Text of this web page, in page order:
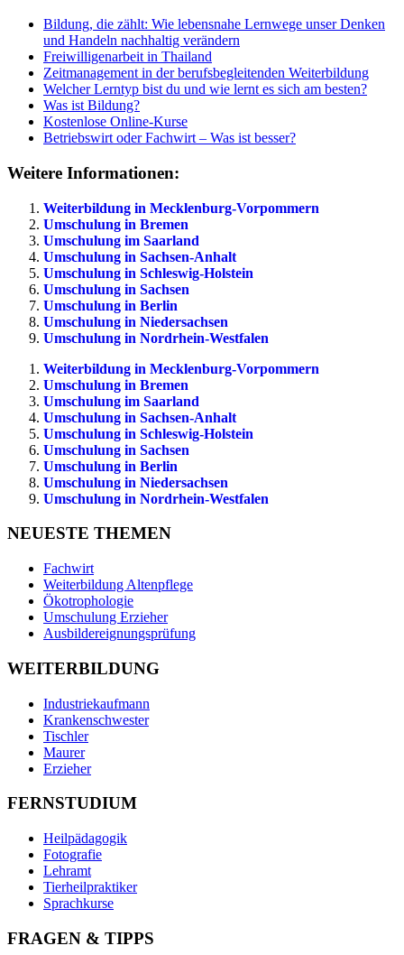
Bildung, die zählt: Wie lebensnahe Lernwege unser Denken
und Handeln nachhaltig verändern
Freiwilligenarbeit in Thailand
Zeitmanagement in der berufsbegleitenden Weiterbildung
Welcher Lerntyp bist du und wie lernt es sich am besten?
Was ist Bildung?
Kostenlose Online-Kurse
Betriebswirt oder Fachwirt – Was ist besser?
Weitere Informationen:
Weiterbildung in Mecklenburg-Vorpommern
Umschulung in Bremen
Umschulung im Saarland
Umschulung in Sachsen-Anhalt
Umschulung in Schleswig-Holstein
Umschulung in Sachsen
Umschulung in Berlin
Umschulung in Niedersachsen
Umschulung in Nordrhein-Westfalen
Weiterbildung in Mecklenburg-Vorpommern
Umschulung in Bremen
Umschulung im Saarland
Umschulung in Sachsen-Anhalt
Umschulung in Schleswig-Holstein
Umschulung in Sachsen
Umschulung in Berlin
Umschulung in Niedersachsen
Umschulung in Nordrhein-Westfalen
NEUESTE THEMEN
Fachwirt
Weiterbildung Altenpflege
Ökotrophologie
Umschulung Erzieher
Ausbildereignungsprüfung
WEITERBILDUNG
Industriekaufmann
Krankenschwester
Tischler
Maurer
Erzieher
FERNSTUDIUM
Heilpädagogik
Fotografie
Lehramt
Tierheilpraktiker
Sprachkurse
FRAGEN & TIPPS